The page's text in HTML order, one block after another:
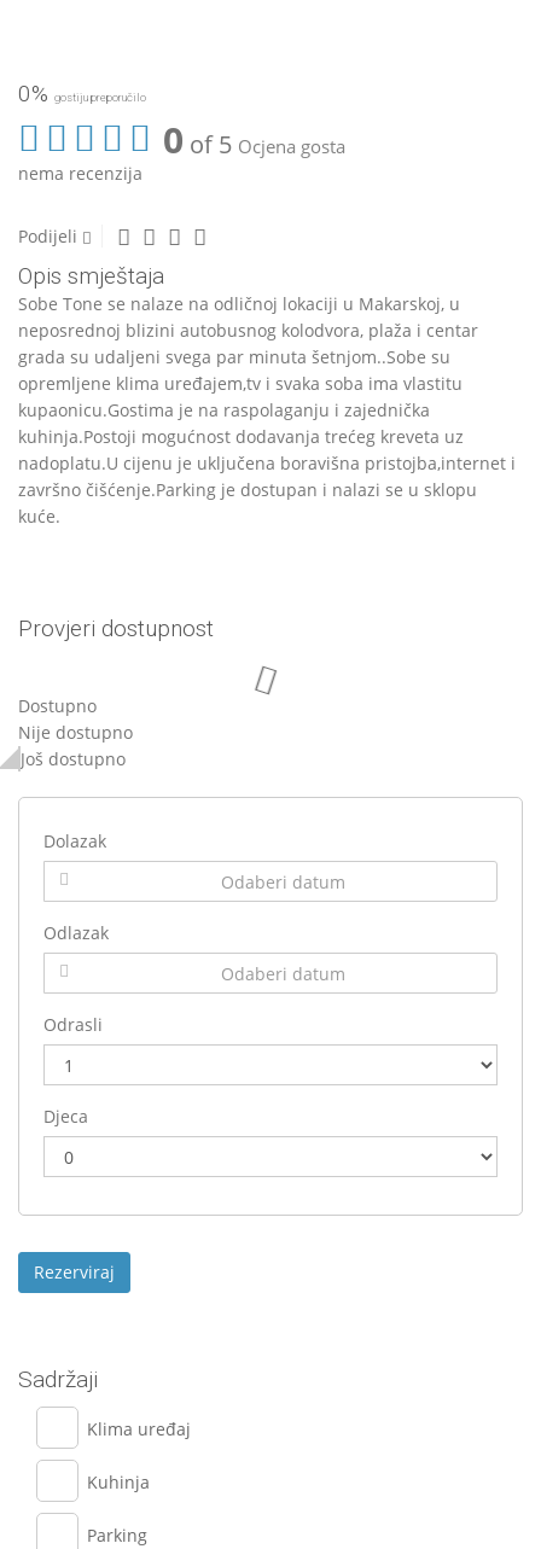
0% gostiju preporučilo
0 of 5 Ocjena gosta
nema recenzija
Podijeli
Opis smještaja
Sobe Tone se nalaze na odličnoj lokaciji u Makarskoj, u
neposrednoj blizini autobusnog kolodvora, plaža i centar
grada su udaljeni svega par minuta šetnjom..Sobe su
opremljene klima uređajem,tv i svaka soba ima vlastitu
kupaonicu.Gostima je na raspolaganju i zajednička
kuhinja.Postoji mogućnost dodavanja trećeg kreveta uz
nadoplatu.U cijenu je uključena boravišna pristojba,internet i
završno čišćenje.Parking je dostupan i nalazi se u sklopu
kuće.
Provjeri dostupnost
Dostupno
Nije dostupno
Još dostupno
Dolazak
Odlazak
Odrasli
Djeca
Sadržaji
Klima uređaj
Kuhinja
Parking